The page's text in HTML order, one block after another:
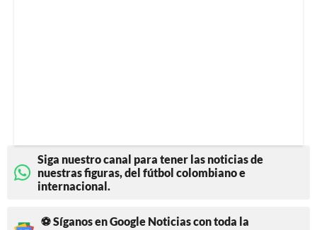
Siga nuestro canal para tener las noticias de
nuestras figuras, del fútbol colombiano e
internacional.
⚽ Síganos en Google Noticias con toda la